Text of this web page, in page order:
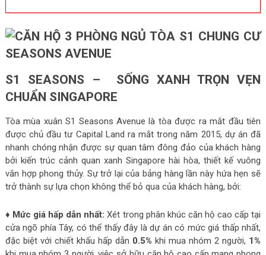
S1 SEASONS – SỐNG XANH TRỌN VẸN
CHUẨN SINGAPORE
Tòa mùa xuân S1 Seasons Avenue là tòa được ra mắt đầu tiên
được chủ đầu tư Capital Land ra mắt trong năm 2015, dự án đã
nhanh chóng nhận được sự quan tâm đông đảo của khách hàng
bởi kiến trúc cảnh quan xanh Singapore hài hòa, thiết kế vuông
vắn hợp phong thủy. Sự trở lại của bảng hàng lần này hứa hẹn sẽ
trở thành sự lựa chọn không thể bỏ qua của khách hàng, bởi:
♦ Mức giá hấp dẫn nhất: Xét trong phân khúc căn hộ cao cấp tại
cửa ngõ phía Tây, có thể thấy đây là dự án có mức giá thấp nhất,
đặc biệt với chiết khấu hấp dẫn 0.5% khi mua nhóm 2 người, 1%